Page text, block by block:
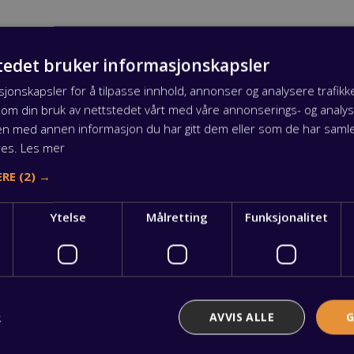
lønnsstruktur, altså 50%. Det betyr at man «flater ut»
for en mer stabil og forutsigbar lønn.
for økonomien, men kan gå utover studielånet og
på tillegg
på akkurat samme vilkår som de andre ansatte. Det
skal du selvsagt ha betalt for det. Jobber du
hovedtariffavtalens bestemmelser for dette.
i OKViken om du har spørsmål om lønn eller dine
bruker informasjonskapsler
for å tilpasse innhold, annonser og analysere
din bruk av nettstedet vårt med våre annonserings- og
med annen informasjon du har gitt dem eller som de har
Les mer
(2) →
Ytelse Målretting Funksjonalitet
AVVIS ALLE